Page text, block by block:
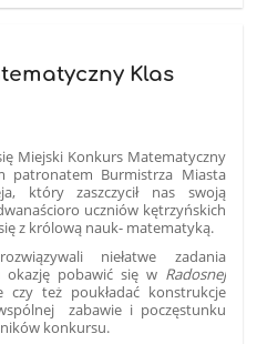
Klas
Miejski Konkurs Matematyczny
patronatem Burmistrza Miasta
który zaszczycił nas swoją
uczniów kętrzyńskich
z królową nauk- matematyką.
niełatwe zadania
pobawić się w Radosnej
też poukładać konstrukcje
zabawie i poczęstunku
konkursu.